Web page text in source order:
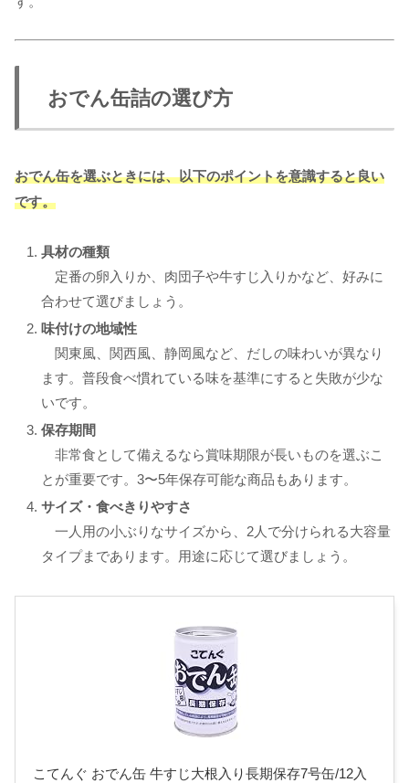
おでん缶詰の選び方
おでん缶を選ぶときには、以下のポイントを意識すると良い
です。
具材の種類
定番の卵入りか、肉団子や牛すじ入りかなど、好みに
合わせて選びましょう。
味付けの地域性
関東風、関西風、静岡風など、だしの味わいが異なり
ます。普段食べ慣れている味を基準にすると失敗が少な
いです。
保存期間
非常食として備えるなら賞味期限が長いものを選ぶこ
とが重要です。3〜5年保存可能な商品もあります。
サイズ・食べきりやすさ
一人用の小ぶりなサイズから、2人で分けられる大容量
タイプまであります。用途に応じて選びましょう。
こてんぐ おでん缶 牛すじ大根入り長期保存7号缶/12入